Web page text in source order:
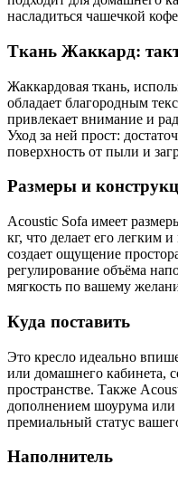
насладиться чашечкой
Ткань Жаккард:
Жаккардовая ткань,
обладает благородным
привлекает внимание и
Уход за ней прост:
поверхность от пыли и
Размеры и
Acoustic Sofa имеет
кг, что делает его легким
создает ощущение
регулирование объёма
мягкость по вашему
Куда поставить
Это кресло идеально
или домашнего кабинета,
пространстве. Также
дополнением шоурума или
премиальный статус
Наполнитель